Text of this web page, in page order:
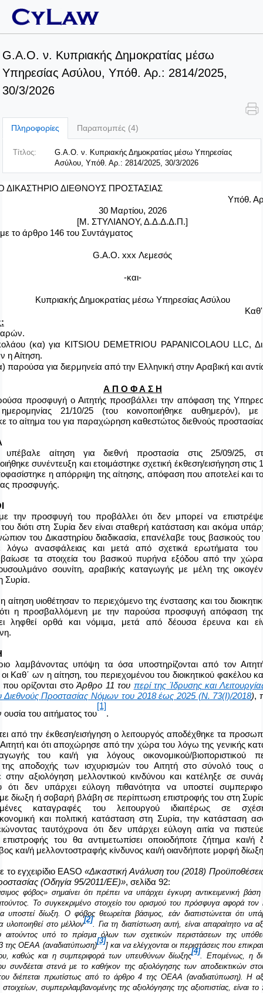
G.A.O. ν. Κυπριακής Δημοκρατίας μέσω
Υπηρεσίας Ασύλου, Υπόθ. Αρ.: 2814/2025,
30/3/2026
Πληροφορίες Παραπομπές (4)
Τίτλος:
G.A.O. ν. Κυπριακής Δημοκρατίας μέσω Υπηρεσίας
Ασύλου, Υπόθ. Αρ.: 2814/2025, 30/3/2026
ΔΙΚΑΣΤΗΡΙΟ ΔΙΕΘΝΟΥΣ ΠΡΟΣΤΑΣΙΑΣ
Υπόθ.
30 Mαρτίου, 2026
[Μ. ΣΤΥΛΙΑΝΟΥ, Δ.Δ.Δ.Δ.Π.]
το άρθρο 146 του Συντάγματος
G.A.O.xxx Λεμεσός
-και-
Κυπριακής Δημοκρατίας μέσω Υπηρεσίας Ασύλου
Καθ'
(κα) για KITSIOU DEMETRIOU PAPANICOLAOU LLC,
η Αίτηση.
παρούσα για διερμηνεία από την Ελληνική στην Αραβική και
Α Π Ο Φ Α Σ Η
προσφυγή ο Αιτητής προσβάλλει την απόφαση της
ημερομηνίας 21/10/25 (του κοινοποιήθηκε αυθημερόν),
το αίτημα του για παραχώρηση καθεστώτος διεθνούς
αίτηση για διεθνή προστασία στις 25/09/25,
συνέντευξη και ετοιμάστηκε σχετική έκθεση/εισήγηση στις
η απόρριψη της αίτησης, απόφαση που αποτελεί και το
προσφυγής.
την προσφυγή του προβάλλει ότι δεν μπορεί να
διότι στη Συρία δεν είναι σταθερή κατάσταση και ακόμα
του Δικαστηρίου διαδικασία, επανέλαβε τους βασικούς του
λόγω ανασφάλειας και μετά από σχετικά ερωτήματα του
τα στοιχεία του βασικού πυρήνα εξόδου από την χώρα
σουνίτη, αραβικής καταγωγής με μέλη της
Συρία.
υιοθέτησαν το περιεχόμενο της ένστασης και του
ότι η προσβαλλόμενη με την παρούσα προσφυγή απόφαση
ληφθεί ορθά και νόμιμα, μετά από δέουσα έρευνα και
λαμβάνοντας υπόψη τα όσα υποστηρίζονται από τον
Καθ΄ ων η αίτηση, του περιεχομένου του διοικητικού φακέλου
που ορίζονται στοΆρθρο 11 του περί της Ίδρυσης και
Διεθνούς Προστασίας Νόμων του 2018 έως 2025 (Ν. 73(I)/2018),
ουσία του αιτήματος του
[1]
.
από την έκθεση/εισήγηση ο λειτουργός αποδέχθηκε τα
και ότι αποχώρησε από την χώρα του λόγω της γενικής
του και/ή για λόγους οικονομικού/βιοποριστικού
αποδοχής των ισχυρισμών του Αιτητή στο σύνολό τους ο
αξιολόγηση μελλοντικού κινδύνου και κατέληξε σε
ότι δεν υπάρχει εύλογη πιθανότητα να υποστεί
με δίωξη ή σοβαρή βλάβη σε περίπτωση επιστροφής του στη
καταγραφές του λειτουργού ιδιαιτέρως σε
και πολιτική κατάσταση στη Συρία, την κατάσταση
ταυτόχρονα ότι δεν υπάρχει εύλογη αιτία να
του θα αντιμετωπίσει οποιοδήποτε ζήτημα και/ή
και/ή μελλοντοστραφής κίνδυνος και/ή οιανδήποτε μορφή
εγχειρίδιο EASO «Δικαστική Ανάλυση του (2018)
(Οδηγία 95/2011/ΕΕ)», σελίδα 92:
φόβος» σημαίνει ότι πρέπει να υπάρχει έγκυρη αντικειμενική
Το συγκεκριμένο στοιχείο του ορισμού του πρόσφυγα αφορά τον
υπο­στεί δίωξη. Ο φόβος θεωρείται βάσιμος, εάν διαπιστώνεται ότι
υλοποιηθεί στο μέλλον
[2]
. Για τη διαπίστωση αυτή, είναι απαραίτητο να
αιτούντος υπό το πρί­σμα όλων των σχετικών περιστάσεων της
της ΟΕΑΑ (αναδιατύπωση)
[3]
] και να ελέγχονται οι περιστάσεις που
καθώς και η συμπεριφορά των υπευθύνων δίωξης
[4]
. Επομένως, η
συνδέεται στενά με το καθήκον της αξιολόγησης των αποδεικτικών
που διέπεται πρωτίστως από το άρθρο 4 της ΟΕΑΑ (αναδιατύπωση). Η
στοιχείων, συμπεριλαμβανομένης της αξιολόγησης της αξιοπιστίας, είναι